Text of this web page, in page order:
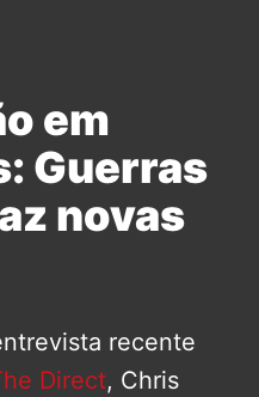
em
Guerras
novas
recente
Direct, Chris